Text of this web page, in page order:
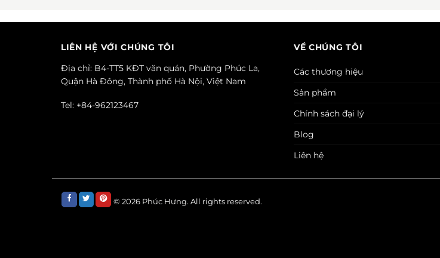
LIÊN HỆ VỚI CHÚNG TÔI
Địa chỉ: B4-TT5 KĐT văn quán, Phường Phúc La,
Quận Hà Đông, Thành phố Hà Nội, Việt Nam
Tel: +84-962123467
VỀ CHÚNG TÔI
Các thương hiệu
Sản phẩm
Chính sách đại lý
Blog
Liên hệ
© 2026 Phúc Hưng. All rights reserved.